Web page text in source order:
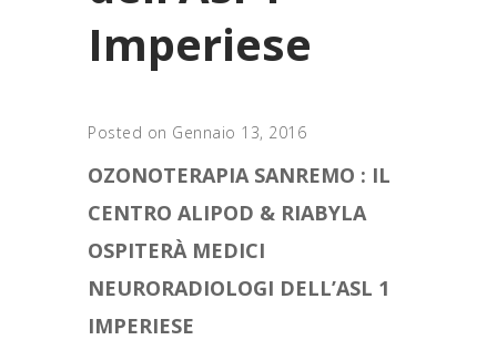
Imperiese
Posted on Gennaio 13, 2016
OZONOTERAPIA SANREMO : IL
CENTRO ALIPOD & RIABYLA
OSPITERÀ MEDICI
NEURORADIOLOGI DELL’ASL 1
IMPERIESE